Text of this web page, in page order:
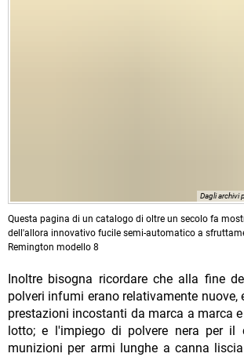
Dagli archivi
Questa pagina di un catalogo di oltre un secolo fa
dell'allora innovativo fucile semi-automatico a
Remington modello 8
Inoltre bisogna ricordare che alla fine
polveri infumi erano relativamente nuove,
prestazioni incostanti da marca a marca
lotto; e l'impiego di polvere nera per il
munizioni per armi lunghe a canna